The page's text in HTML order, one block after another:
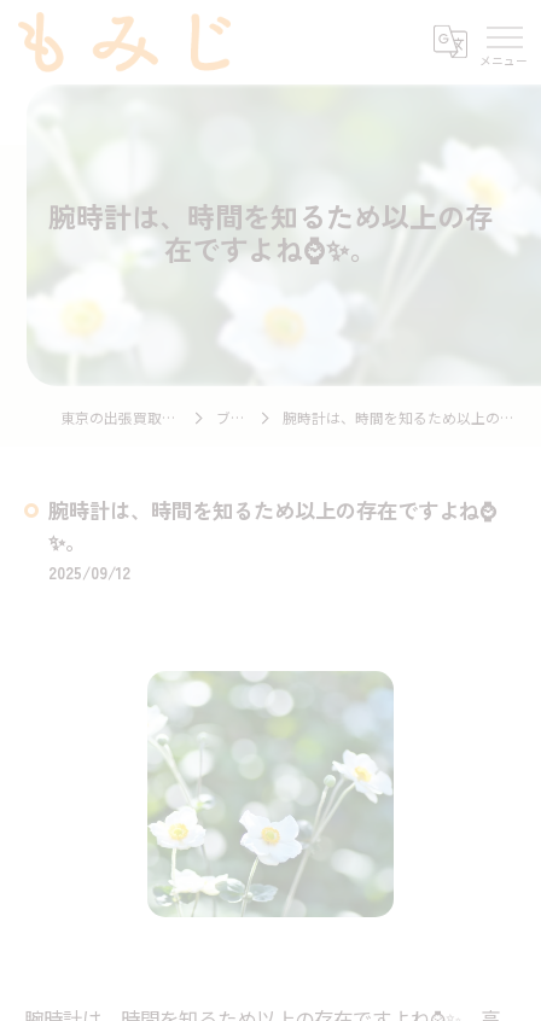
腕時計は、時間を知るため以上の存
在ですよね⌚✨。
東京の出張買取ならもみじ ブログ 腕時計は、時間を知るため以上の存在ですよね⌚✨。
腕時計は、時間を知るため以上の存在ですよね⌚
✨。
2025/09/12